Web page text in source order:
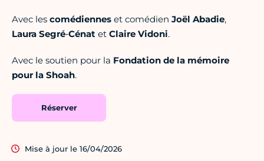
Avec les comédiennes et comédien Joël Abadie,
Laura Segré‑Cénat et Claire Vidoni.
Avec le soutien pour la Fondation de la mémoire
pour la Shoah.
Réserver
Mise à jour le 16/04/2026